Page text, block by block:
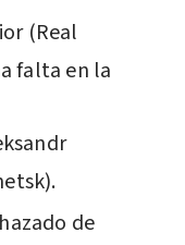
(Real
falta en la
de